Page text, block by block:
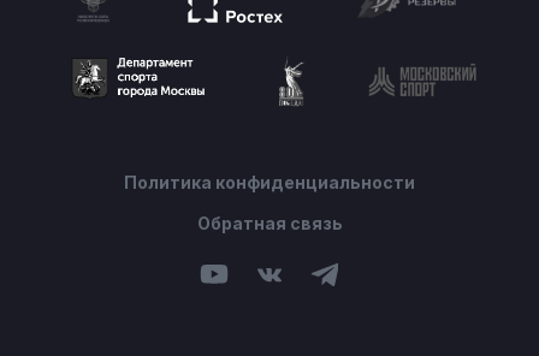
Политика конфиденциальности
Обратная связь